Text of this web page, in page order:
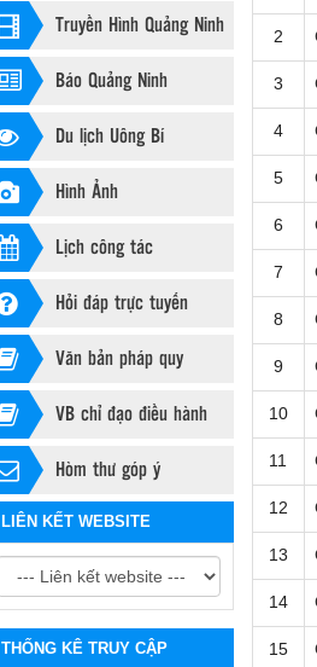
Truyền Hình Quảng Ninh
Báo Quảng Ninh
Du lịch Uông Bí
Hình Ảnh
Lịch công tác
Hỏi đáp trực tuyến
Văn bản pháp quy
VB chỉ đạo điều hành
Hòm thư góp ý
LIÊN KẾT WEBSITE
THỐNG KÊ TRUY CẬP
2
3
4
5
6
7
8
9
10
11
12
13
14
15